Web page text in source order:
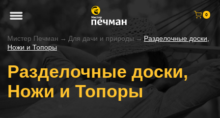
0
Мистер Печман → Для дачи и природы → Разделочные доски,
Ножи и Топоры
Разделочные доски,
Ножи и Топоры